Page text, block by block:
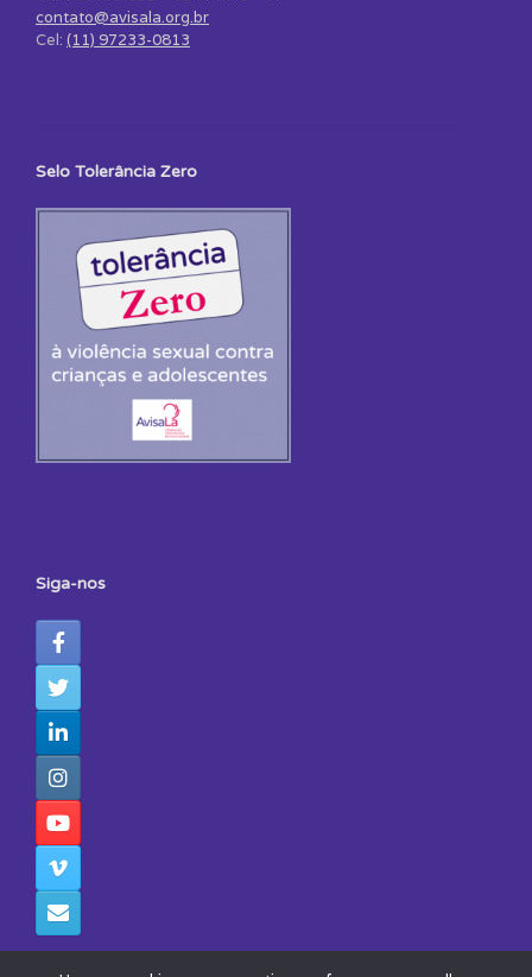
contato@avisala.org.br
Cel: (11) 97233-0813
Selo Tolerância Zero
Siga-nos